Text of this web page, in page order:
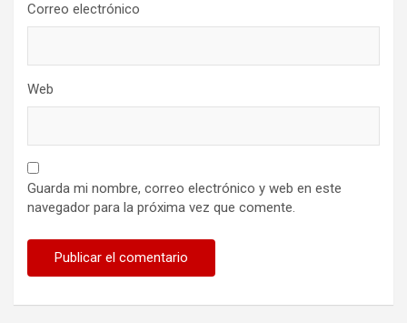
Correo electrónico
Web
Guarda mi nombre, correo electrónico y web en este
navegador para la próxima vez que comente.